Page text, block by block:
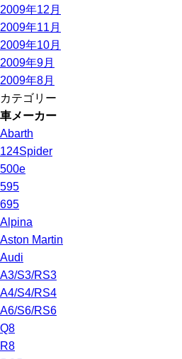
2009年12月
2009年11月
2009年10月
2009年9月
2009年8月
カテゴリー
車メーカー
Abarth
124Spider
500e
595
695
Alpina
Aston Martin
Audi
A3/S3/RS3
A4/S4/RS4
A6/S6/RS6
Q8
R8